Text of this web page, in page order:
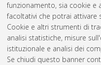
funzionamento, sia cookie e
facoltativi che potrai attivare
Cookie e altri strumenti di
analisi statistiche, misure
istituzionale e analisi dei
Se chiudi questo banner
Studio inIngegneria
Documento full-text non
Questa lista e' stata